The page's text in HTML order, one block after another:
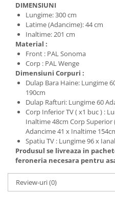
DIMENSIUNI
Lungime: 300 cm
Latime (Adancime): 44 cm
Inaltime: 201 cm
Material :
Front : PAL Sonoma
Corp : PAL Wenge
Dimensiuni Corpuri :
Dulap Bara Haine: Lungime
190cm
Dulap Rafturi: Lungime 60
Corp Inferior TV ( x1 buc ) :
Inaltime 48cm Corp Superior
Adancime 41 x Inaltime
Spatiu TV : Lungime 96 x
Produsul se livreaza in
feroneria necesara pentru
Review-uri(0)